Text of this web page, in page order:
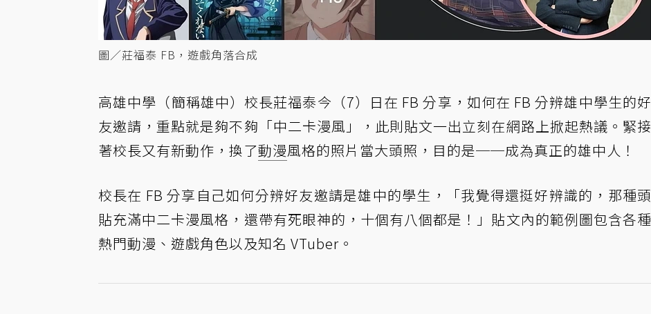
圖／莊福泰 FB，遊戲角落合成
高雄中學（簡稱雄中）校長莊福泰今（7）日在 FB 分享，如何在 FB 分辨雄中學生的好
友邀請，重點就是夠不夠「中二卡漫風」，此則貼文一出立刻在網路上掀起熱議。緊接
著校長又有新動作，換了動漫風格的照片當大頭照，目的是──成為真正的雄中人！
校長在 FB 分享自己如何分辨好友邀請是雄中的學生，「我覺得還挺好辨識的，那種頭
貼充滿中二卡漫風格，還帶有死眼神的，十個有八個都是！」貼文內的範例圖包含各種
熱門動漫、遊戲角色以及知名 VTuber。